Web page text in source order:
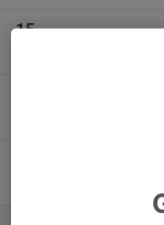
15